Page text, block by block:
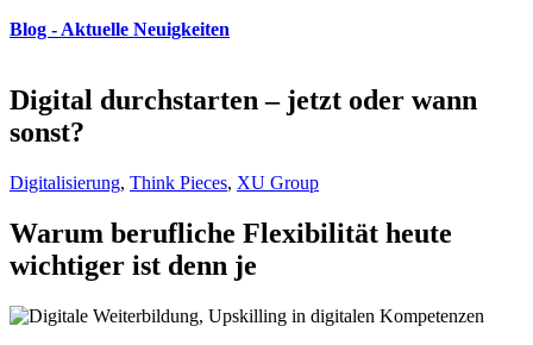
Blog - Aktuelle Neuigkeiten
Digital durchstarten – jetzt oder wann
sonst?
Digitalisierung, Think Pieces, XU Group
Warum berufliche Flexibilität heute
wichtiger ist denn je